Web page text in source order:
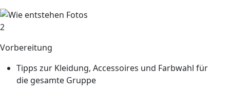
2
Vorbereitung
Tipps zur Kleidung, Accessoires und Farbwahl für
die gesamte Gruppe